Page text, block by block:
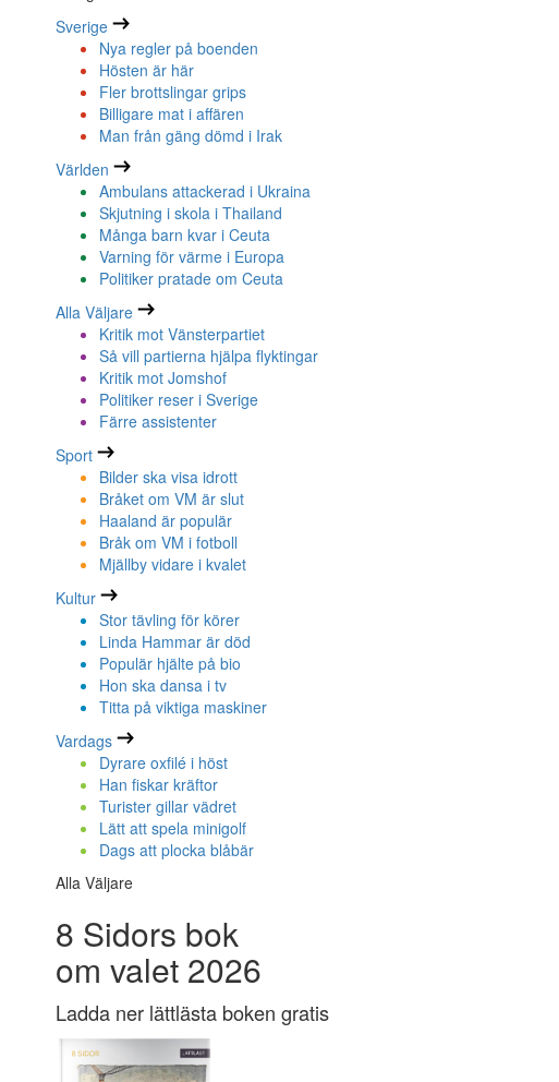
Sverige
Nya regler på boenden
Hösten är här
Fler brottslingar grips
Billigare mat i affären
Man från gäng dömd i Irak
Världen
Ambulans attackerad i Ukraina
Skjutning i skola i Thailand
Många barn kvar i Ceuta
Varning för värme i Europa
Politiker pratade om Ceuta
Alla Väljare
Kritik mot Vänsterpartiet
Så vill partierna hjälpa flyktingar
Kritik mot Jomshof
Politiker reser i Sverige
Färre assistenter
Sport
Bilder ska visa idrott
Bråket om VM är slut
Haaland är populär
Bråk om VM i fotboll
Mjällby vidare i kvalet
Kultur
Stor tävling för körer
Linda Hammar är död
Populär hjälte på bio
Hon ska dansa i tv
Titta på viktiga maskiner
Vardags
Dyrare oxfilé i höst
Han fiskar kräftor
Turister gillar vädret
Lätt att spela minigolf
Dags att plocka blåbär
Alla Väljare
8 Sidors bok
om valet 2026
Ladda ner lättlästa boken gratis